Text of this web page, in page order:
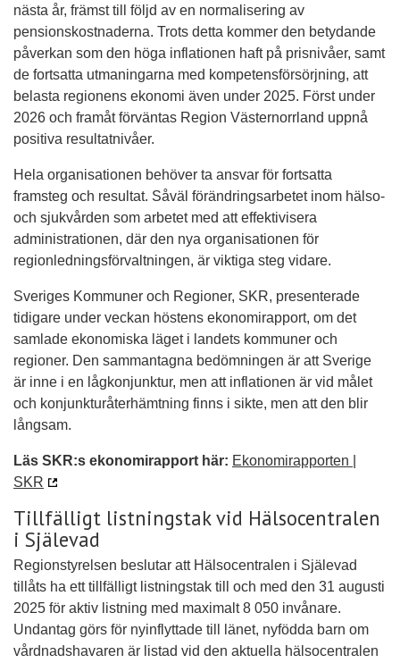
nästa år, främst till följd av en normalisering av
pensionskostnaderna. Trots detta kommer den betydande
påverkan som den höga inflationen haft på prisnivåer, samt
de fortsatta utmaningarna med kompetensförsörjning, att
belasta regionens ekonomi även under 2025. Först under
2026 och framåt förväntas Region Västernorrland uppnå
positiva resultatnivåer.
Hela organisationen behöver ta ansvar för fortsatta
framsteg och resultat. Såväl förändringsarbetet inom hälso-
och sjukvården som arbetet med att effektivisera
administrationen, där den nya organisationen för
regionledningsförvaltningen, är viktiga steg vidare.
Sveriges Kommuner och Regioner, SKR, presenterade
tidigare under veckan höstens ekonomirapport, om det
samlade ekonomiska läget i landets kommuner och
regioner. Den sammantagna bedömningen är att Sverige
är inne i en lågkonjunktur, men att inflationen är vid målet
och konjunkturåterhämtning finns i sikte, men att den blir
långsam.
Läs SKR:s ekonomirapport här: Ekonomirapporten |
SKR
Tillfälligt listningstak vid Hälsocentralen
i Själevad
Regionstyrelsen beslutar att Hälsocentralen i Själevad
tillåts ha ett tillfälligt listningstak till och med den 31 augusti
2025 för aktiv listning med maximalt 8 050 invånare.
Undantag görs för nyinflyttade till länet, nyfödda barn om
vårdnadshavaren är listad vid den aktuella hälsocentralen